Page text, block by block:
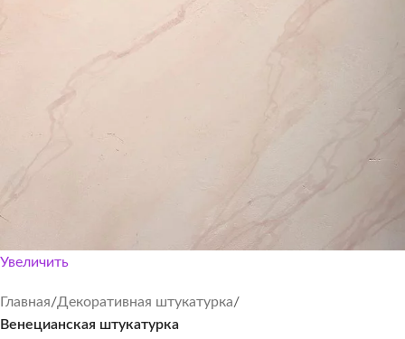
Увеличить
Главная Декоративная штукатурка
Венецианская штукатурка